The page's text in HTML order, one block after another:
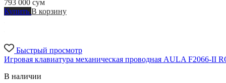
793 000 сум
Купить В корзину
Быстрый просмотр
Игровая клавиатура механическая проводная AULA F2066-II
В наличии